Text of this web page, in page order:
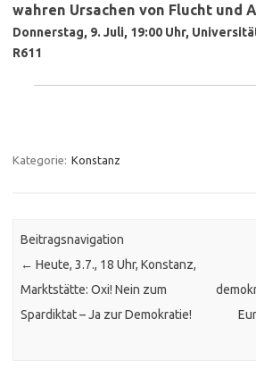
wahren Ursachen von Flucht und
Donnerstag, 9. Juli, 19:00 Uhr,
R611
Kategorie: Konstanz
Beitragsnavigation
← Heute, 3.7., 18 Uhr, Konstanz,
Marktstätte: Oxi! Nein zum
Spardiktat – Ja zur Demokratie!